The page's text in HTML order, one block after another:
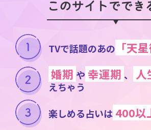
このサイトででき
TVで話題のあの 「天星
婚期 や 幸運期 、 人
えちゃう
楽しめる占いは400以